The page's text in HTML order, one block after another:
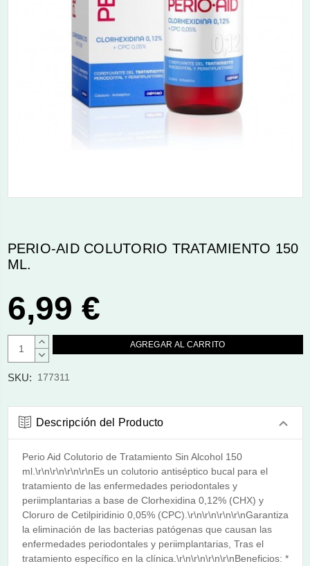
PERIO-AID COLUTORIO TRATAMIENTO 150
ML.
6,99 €
AUMENTAR
CANTIDAD:
DISMINUIR
SKU: 177311
Descripción del Producto
Perio Aid Colutorio de Tratamiento Sin Alcohol 150
ml.\r\n\r\n\r\n\r\nEs un colutorio antiséptico bucal para el
tratamiento de las enfermedades periodontales y
periimplantarias a base de Clorhexidina 0,12% (CHX) y
Cloruro de Cetilpiridinio 0,05% (CPC).\r\n\r\n\r\n\r\nGarantiza
la eliminación de las bacterias patógenas que causan las
enfermedades periodontales y periimplantarias, Tras el
tratamiento específico en la clínica.\r\n\r\n\r\n\r\nBeneficios: *